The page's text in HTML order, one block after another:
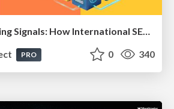
Max Prin - Stacking Signals: How International SEO Comes Together (And Falls Apart)
PRO 0 340